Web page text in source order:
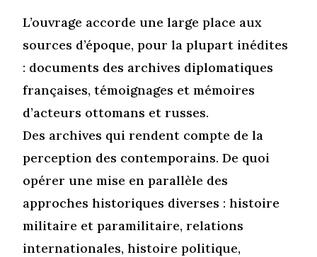
L’ouvrage accorde une large place aux
sources d’époque, pour la plupart inédites
: documents des archives diplomatiques
françaises, témoignages et mémoires
d’acteurs ottomans et russes.
Des archives qui rendent compte de la
perception des contemporains. De quoi
opérer une mise en parallèle des
approches historiques diverses : histoire
militaire et paramilitaire, relations
internationales, histoire politique,